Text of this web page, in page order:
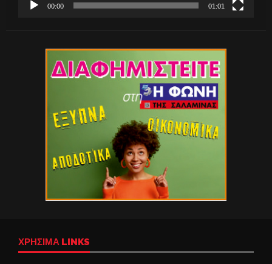
00:00 01:01
ΧΡΉΣΙΜΑ LINKS